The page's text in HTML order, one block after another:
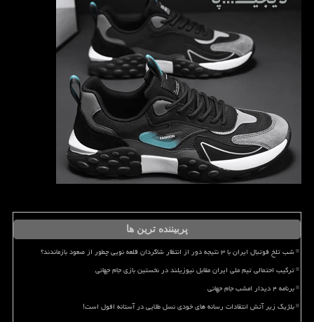
پربیننده ترین ها
شب تلخ فوتبال ایران با ۳ نتیجه دور از انتظار شاگردان قلعه نویی چطور از صعود بازماندند؟
ترکیب احتمالی تیم ملی ایران مقابل نیوزیلند در نخستین بازی جام جهانی
برنامه ۴ دیدار امشب جام جهانی
بلژیک زیر آتش انتقادات رسانه های خودی نسل طلایی در آستانه افول است!